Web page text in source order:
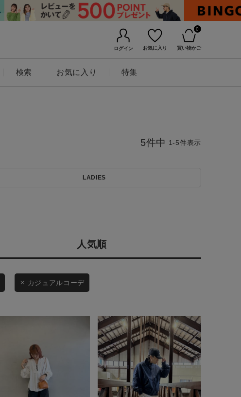
ログイン お気に入り
0
買い物かご
検索 お気に入り 特集
BINGOYAについて
採用情報
BINGOYA
WEB限定
LADIES
人気順
5件中 1-5件表示
カジュアルコーデ